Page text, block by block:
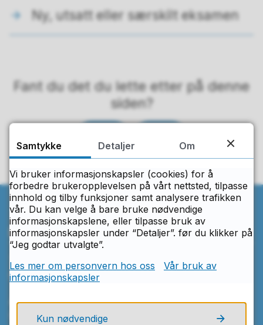
Ny, utsatt eller særskilt eksamen
Fant du det du lette etter på denne
siden?
Ring oss
Telefon
69 97 31 00
Åpningstider
Mandag–fredag kl. 08.00–15.30
Samtykke Detaljer Om
Vi bruker informasjonskapsler (cookies) for å
forbedre brukeropplevelsen på vårt nettsted, tilpasse
innhold og tilby funksjoner samt analysere trafikken
vår. Du kan velge å bare bruke nødvendige
informasjonskapslene, eller tilpasse bruk av
informasjonskapsler under “Detaljer”. før du klikker på
“Jeg godtar utvalgte”.
Les mer om personvern hos oss
Vår bruk av
informasjonskapsler
Kun nødvendige